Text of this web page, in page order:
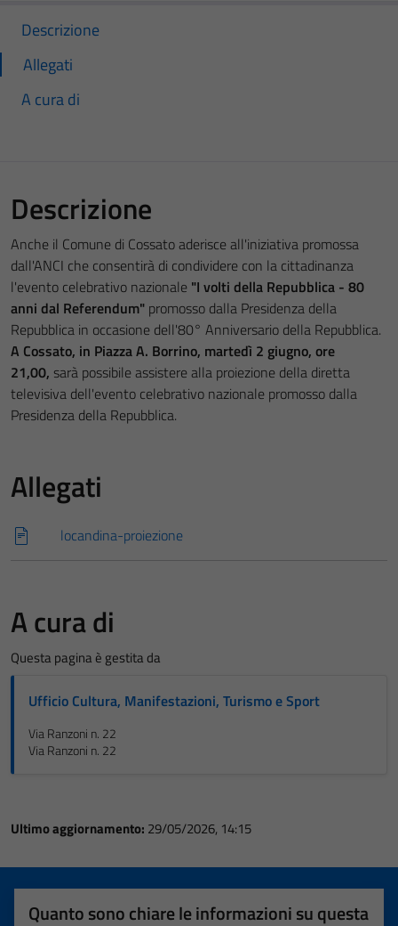
Descrizione
Allegati
A cura di
Descrizione
Anche il Comune di Cossato aderisce all'iniziativa promossa
dall'ANCI che consentirà di condividere con la cittadinanza
l'evento celebrativo nazionale "I volti della Repubblica - 80
anni dal Referendum" promosso dalla Presidenza della
Repubblica in occasione dell'80° Anniversario della Repubblica.
A Cossato, in Piazza A. Borrino, martedì 2 giugno, ore
21,00, sarà possibile assistere alla proiezione della diretta
televisiva dell'evento celebrativo nazionale promosso dalla
Presidenza della Repubblica.
Allegati
locandina-proiezione
A cura di
Questa pagina è gestita da
Ufficio Cultura, Manifestazioni, Turismo e Sport
Via Ranzoni n. 22
Via Ranzoni n. 22
Ultimo aggiornamento: 29/05/2026, 14:15
Quanto sono chiare le informazioni su questa